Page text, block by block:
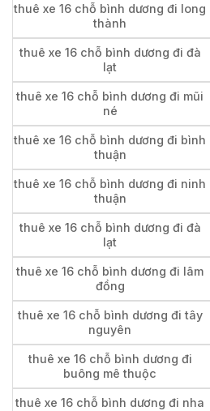
thuê xe 16 chỗ bình dương đi long
thành
thuê xe 16 chỗ bình dương đi đà
lạt
thuê xe 16 chỗ bình dương đi mũi
né
thuê xe 16 chỗ bình dương đi bình
thuận
thuê xe 16 chỗ bình dương đi ninh
thuận
thuê xe 16 chỗ bình dương đi đà
lạt
thuê xe 16 chỗ bình dương đi lâm
đồng
thuê xe 16 chỗ bình dương đi tây
nguyên
thuê xe 16 chỗ bình dương đi
buông mê thuộc
thuê xe 16 chỗ bình dương đi nha